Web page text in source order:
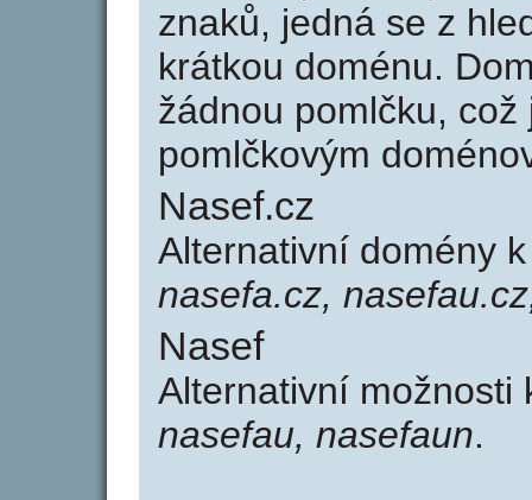
znaků, jedná se z
krátkou doménu.
žádnou pomlčku,
pomlčkovým
Nasef.cz
Alternativní domény
nasefa.cz,
Nasef
Alternativní
nasefau, nasefaun.